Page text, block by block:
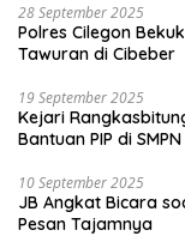
28 September 2025
Polres Cilegon
Tawuran di Cibeber
19 September 2025
Kejari
Bantuan PIP di
10 September 2025
JB Angkat Bicara
Pesan Tajamnya